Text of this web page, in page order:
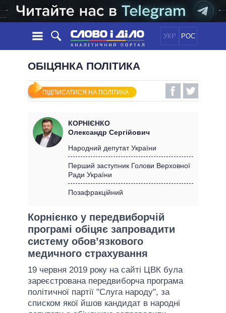
УКР РОС
НОВИНИ
СТРІЧКА
ПОДІЇ
СТАТТІ
ДУМКИ
ОГЛЯДИ
ДАЙДЖЕСТИ
ПОЛІТИКА
ЕКОНОМІКА
СВІТ
ОБIЦЯНКИ
УСІ ПОЛІТИКИ
ПРЕЗИДЕНТ І ОФІС
КАБІНЕТ МІНІСТРІВ
ГОЛОВИ ОБЛАДМІНІСТРАЦІЙ
ВСІ ПЕРСОНИ
ІНФОГРАФІКА
ВІДЕО
ПІДТРИМАТИ
ПОРІВНЯННЯ ПОЛІТИКІВ
ОБІЦЯНКА ПОЛІТИКА
ПІДПИСАТИСЯ НА ПОЛІТИКА
КОРНІЄНКО
Олександр Сергійович
Народний депутат України
Перший заступник Голови Верховної
Ради України
Позафракційний
Корнієнко у передвиборчій
програмі обіцяє запровадити
систему обов’язкового
медичного страхування
19 червня 2019 року на сайті ЦВК була
зареєстрована передвиборча програма
політичної партії "Слуга народу", за
списком якої йшов кандидат в народні